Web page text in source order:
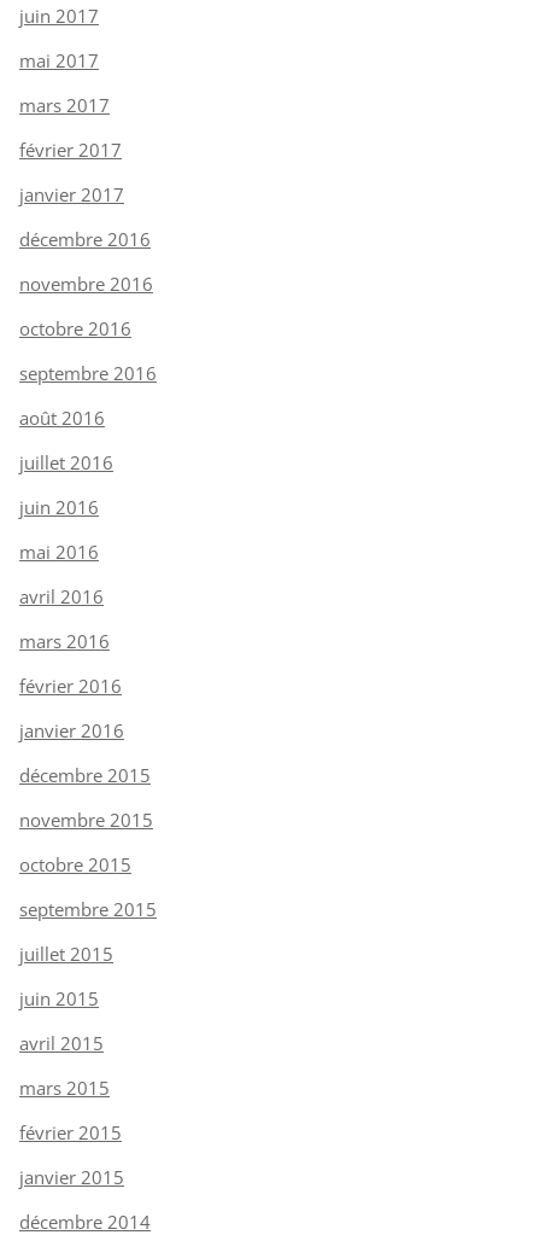
juin 2017
mai 2017
mars 2017
février 2017
janvier 2017
décembre 2016
novembre 2016
octobre 2016
septembre 2016
août 2016
juillet 2016
juin 2016
mai 2016
avril 2016
mars 2016
février 2016
janvier 2016
décembre 2015
novembre 2015
octobre 2015
septembre 2015
juillet 2015
juin 2015
avril 2015
mars 2015
février 2015
janvier 2015
décembre 2014